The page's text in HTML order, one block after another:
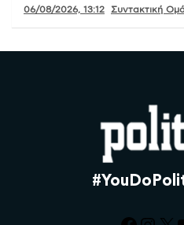
06/08/2026, 13:12 Συντακτική